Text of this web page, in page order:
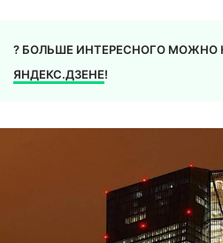
? БОЛЬШЕ ИНТЕРЕСНОГО МОЖНО
ЯНДЕКС.ДЗЕНЕ!